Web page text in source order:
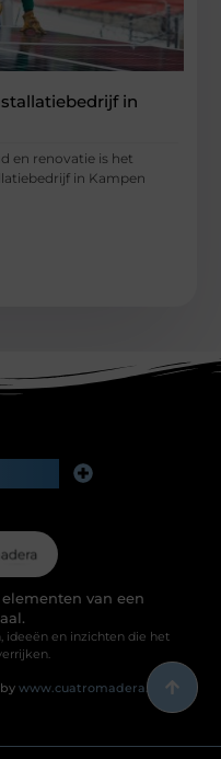
in
en renovatie is het
in Kampen
van een
ideeën en inzichten die het
www.cuatromadera.nl.